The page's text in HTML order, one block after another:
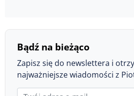
Bądź na bieżąco
Zapisz się do newslettera i
najważniejsze wiadomości z